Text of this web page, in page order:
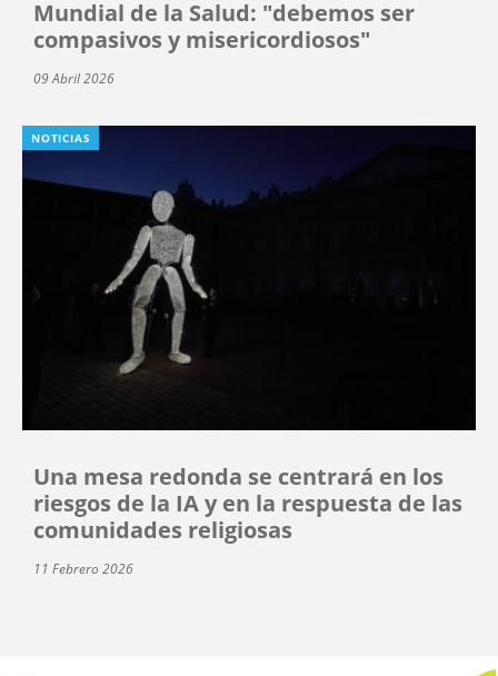
Mundial de la Salud: "debemos ser
compasivos y misericordiosos"
09 Abril 2026
NOTICIAS
Una mesa redonda se centrará en los
riesgos de la IA y en la respuesta de las
comunidades religiosas
11 Febrero 2026